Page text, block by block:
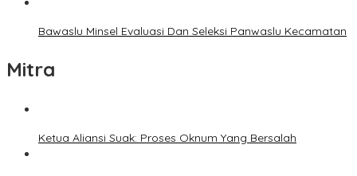
Bawaslu Minsel Evaluasi Dan Seleksi Panwaslu Kecamatan
Mitra
Ketua Aliansi Suak: Proses Oknum Yang Bersalah